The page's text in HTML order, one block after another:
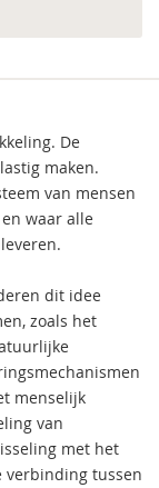
De
maken.
van mensen
waar alle
dit idee
zoals het
menselijk
van
met het
verbinding tussen